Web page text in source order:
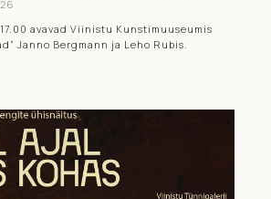
avavad Viinistu Kunstimuuseumis
Janno Bergmann ja Leho Rubis.